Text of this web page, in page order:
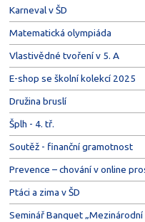
Karneval v ŠD
Matematická olympiáda
Vlastivědné tvoření v 5. A
E-shop se školní kolekcí 2025
Družina bruslí
Šplh - 4. tř.
Soutěž - finanční gramotnost
Prevence – chování v online
Ptáci a zima v ŠD
Seminář Banquet